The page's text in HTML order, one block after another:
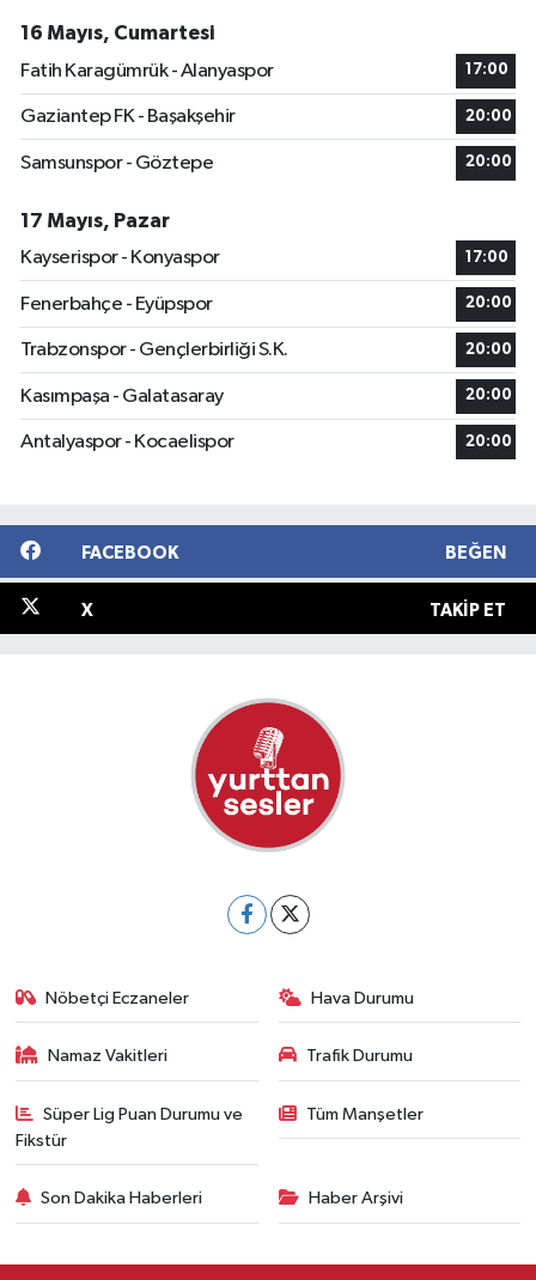
16 Mayıs, Cumartesi
Fatih Karagümrük - Alanyaspor
17:00
Gaziantep FK - Başakşehir 20:00
Samsunspor - Göztepe 20:00
17 Mayıs, Pazar
Kayserispor - Konyaspor
17:00
Fenerbahçe - Eyüpspor 20:00
Trabzonspor - Gençlerbirliği S.K. 20:00
Kasımpaşa - Galatasaray 20:00
Antalyaspor - Kocaelispor 20:00
FACEBOOK BEĞEN
X TAKIP ET
Nöbetçi Eczaneler Hava Durumu
Namaz Vakitleri Trafik Durumu
Süper Lig Puan Durumu ve
Fikstür
Tüm Manşetler
Son Dakika Haberleri Haber Arşivi